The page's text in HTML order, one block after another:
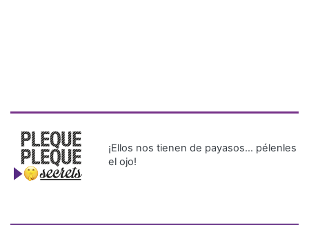
¡Ellos nos tienen de payasos… pélenles
el ojo!